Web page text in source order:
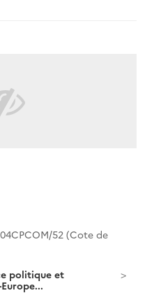
52 (Cote de
politique et